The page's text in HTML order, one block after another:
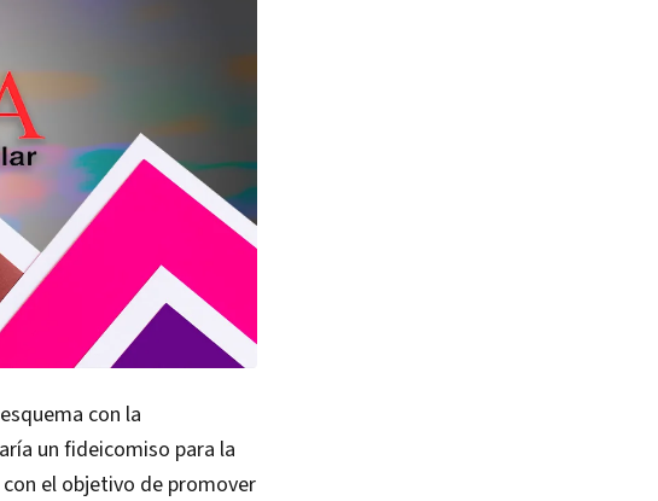
con la
un fideicomiso para la
el objetivo de promover